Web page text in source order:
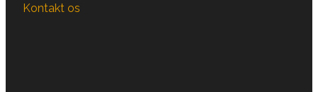
Kontakt os